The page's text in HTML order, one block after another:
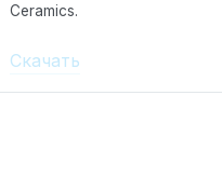
Ceramics.
Скачать